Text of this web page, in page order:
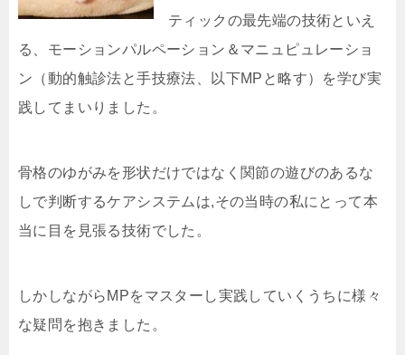
ティックの最先端の技術といえ
る、モーションパルペーション＆マニュピュレーショ
ン（動的触診法と手技療法、以下MPと略す）を学び実
践してまいりました。
骨格のゆがみを形状だけではなく関節の遊びのあるな
しで判断するケアシステムは,その当時の私にとって本
当に目を見張る技術でした。
しかしながらMPをマスターし実践していくうちに様々
な疑問を抱きました。